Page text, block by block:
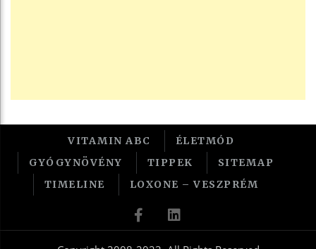
VITAMIN ABC
ÉLETMÓD
GYÓGYNÖVÉNY
TIPPEK
SITEMAP
TIMELINE
LOXONE – VESZPRÉM